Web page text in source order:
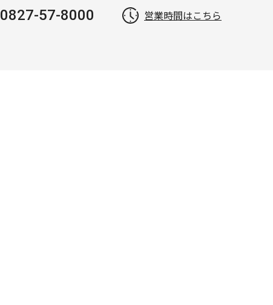
0827-57-8000 営業時間はこちら